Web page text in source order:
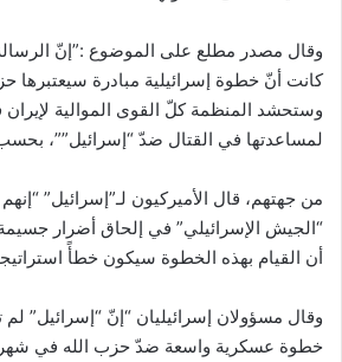
وقال مصدر مطلع على الموضوع :”إنّ الرسالة
كانت أنّ خطوة إسرائيلية مبادرة سيعتبرها
وستحشد المنظمة كلّ القوى الموالية
لمساعدتها في القتال ضدّ “إسرائيل””،
من جهتهم، قال الأميركيون لـ”إسرائيل”
“الجيش الإسرائيلي” في إلحاق أضرار جسيمة
أن القيام بهذه الخطوة سيكون خطأً
وقال مسؤولان إسرائيليان “إنّ “إسرائيل” لم
خطوة عسكرية واسعة ضدّ حزب الله في شهر